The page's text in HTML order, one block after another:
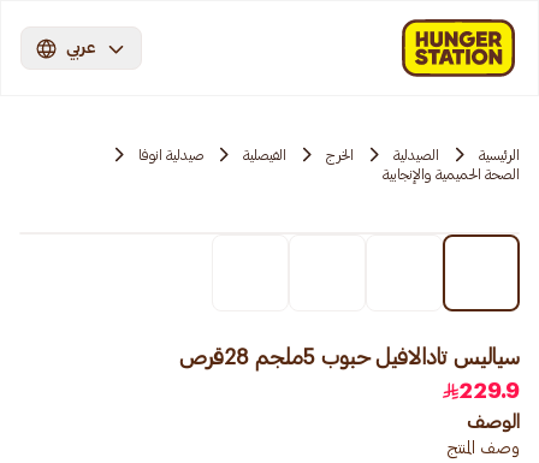
عربي
الرئيسية الصيدلية الخرج الفيصلية
صيدلية انوفا
الصحة الحميمية والإنجابية
سياليس تادالافيل حبوب 5ملجم 28قرص
229.9
الوصف